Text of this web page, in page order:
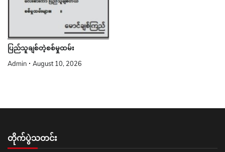
ပြည်သူချစ်တဲ့စစ်မှုထမ်း
Admin August 10, 2026
တိုက်ပွဲသတင်း